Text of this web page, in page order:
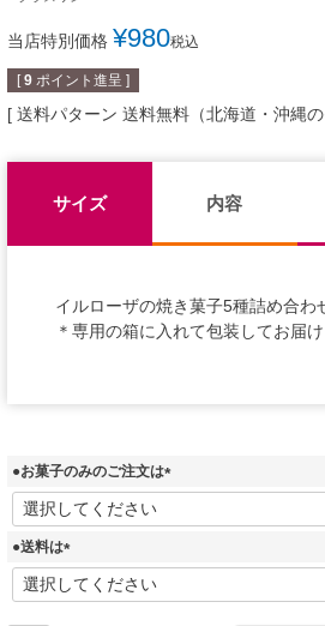
当店特別価格 ¥980税込
[ 9 ポイント進呈 ]
送料パターン 送料無料（北海道・沖縄の
サイズ 内容
イルローザの焼き菓子5種詰め合わ
＊専用の箱に入れて包装してお届け
●お菓子のみのご注文は
(
●送料は
(
必